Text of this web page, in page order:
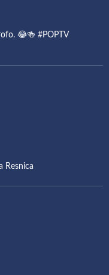
😂🍻 #POPTV
Resnica